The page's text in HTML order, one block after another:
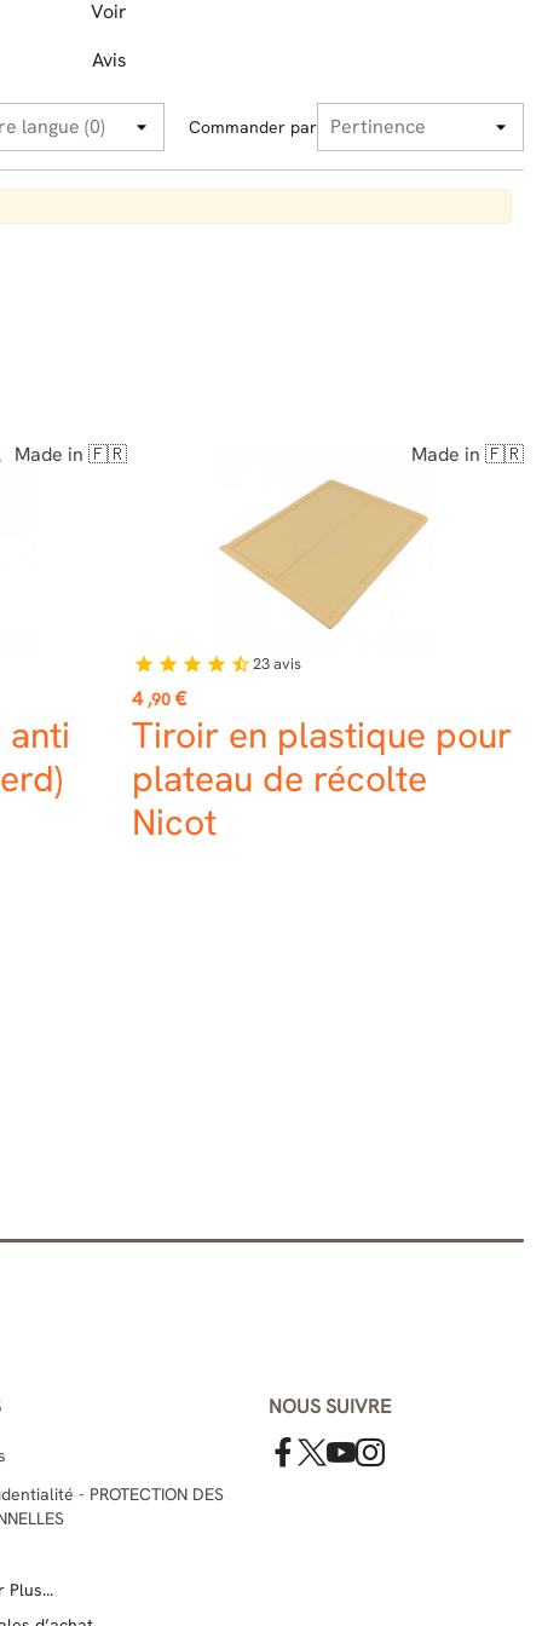
Voir
Avis
Commander par
Made in 🇫🇷 Made in 🇫🇷
Prix
4 ,90 €
Tiroir en plastique pour
plateau de récolte
Nicot
star star star star star_half23avis
- PROTECTION DES
Plus...
NOUS SUIVRE